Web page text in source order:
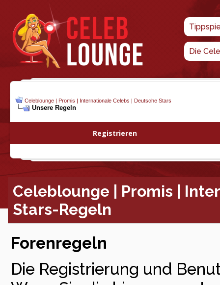
Die
Celeblounge | Promis | Internationale Celebs | Deutsche Stars
Unsere Regeln
Registrieren
Celeblounge | Promis |
Stars-Regeln
Forenregeln
Die Registrierung und